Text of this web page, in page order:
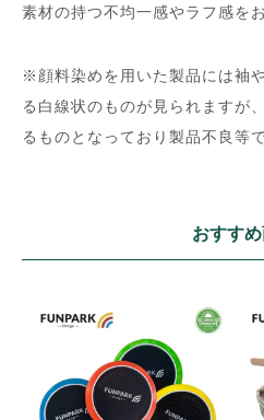
素材の持つ不均一感やラフ感を
※顔料染めを用いた製品には袖
る白線状のものが見られますが
るものとなっており製品不良等
おすす